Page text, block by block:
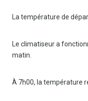
La température de
Le climatiseur a
matin.
À 7h00, la température